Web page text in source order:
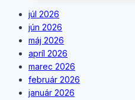
júl 2026
jún 2026
máj 2026
apríl 2026
marec 2026
február 2026
január 2026